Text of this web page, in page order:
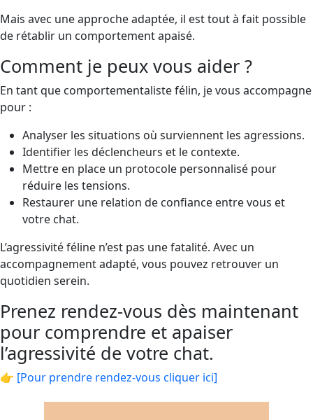
Mais avec une approche adaptée, il est tout à fait possible
de rétablir un comportement apaisé.
Comment je peux vous aider ?
En tant que comportementaliste félin, je vous accompagne
pour :
Analyser les situations où surviennent les agressions.
Identifier les déclencheurs et le contexte.
Mettre en place un protocole personnalisé pour
réduire les tensions.
Restaurer une relation de confiance entre vous et
votre chat.
L’agressivité féline n’est pas une fatalité. Avec un
accompagnement adapté, vous pouvez retrouver un
quotidien serein.
Prenez rendez-vous dès maintenant
pour comprendre et apaiser
l’agressivité de votre chat.
👉 [Pour prendre rendez-vous cliquer ici]